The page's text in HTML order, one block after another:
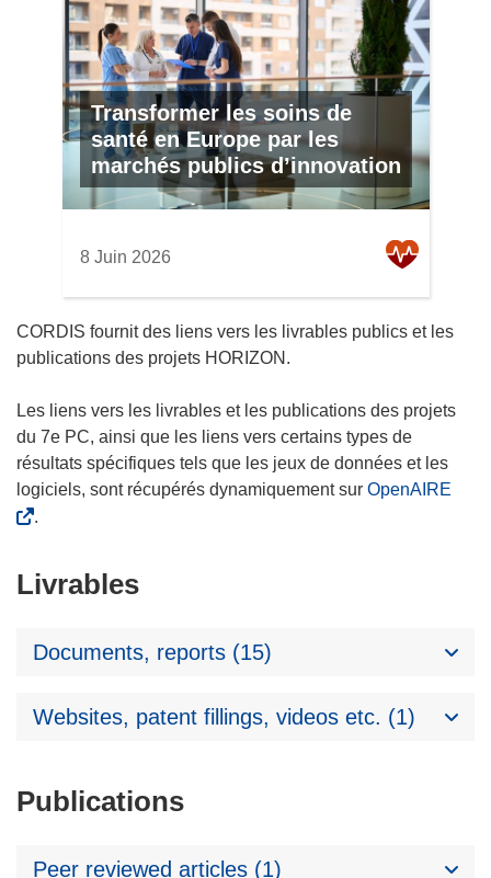
Transformer les soins de
santé en Europe par les
marchés publics d’innovation
8 Juin 2026
CORDIS fournit des liens vers les livrables publics et les
publications des projets HORIZON.
Les liens vers les livrables et les publications des projets
du 7e PC, ainsi que les liens vers certains types de
résultats spécifiques tels que les jeux de données et les
logiciels, sont récupérés dynamiquement sur OpenAIRE
.
Livrables
Documents, reports (15)
Websites, patent fillings, videos etc. (1)
Publications
Peer reviewed articles (1)